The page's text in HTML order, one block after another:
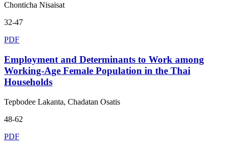
Chonticha Nisaisat
32-47
PDF
Employment and Determinants to Work among
Working-Age Female Population in the Thai
Households
Tepbodee Lakanta, Chadatan Osatis
48-62
PDF